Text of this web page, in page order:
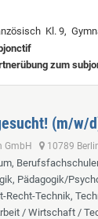
Kl. 9,
zum
(m/w/
GmbH 10789
Pädagogik/
Recht-Technik,
/ Wirtschaft /